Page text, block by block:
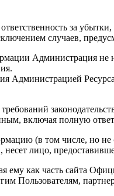
за
случаев,
Администрация не
Администрацией
включая полную
(в том числе, но
лицо,
ему как часть сайта
Пользователям,